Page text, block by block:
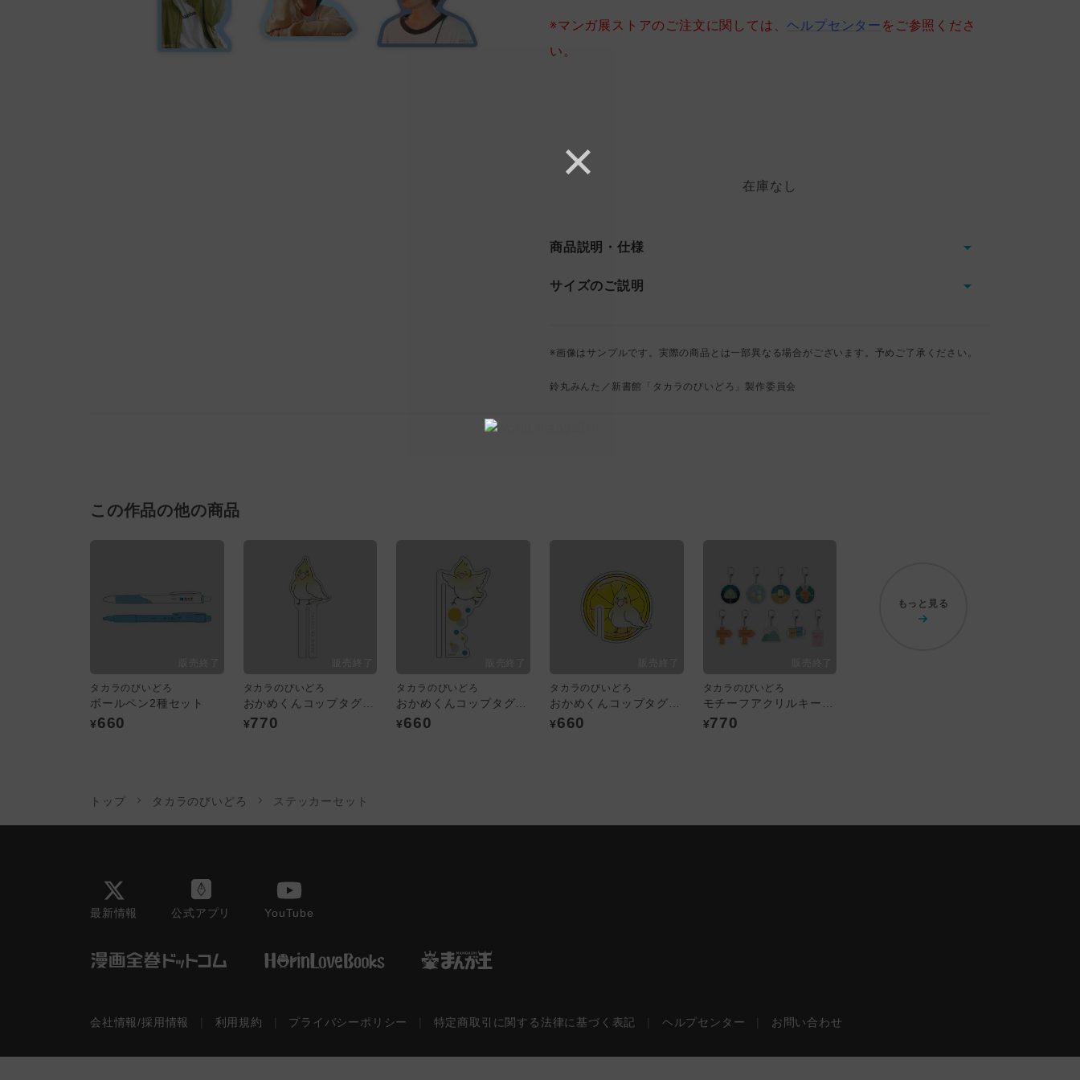
※マンガ展ストアのご注文に関しては、ヘルプセンター をご参照くださ
い。
在庫なし
商品説明・仕様
サイズのご説明
※画像はサンプルです。実際の商品とは一部異なる場合がございます。予めご了承ください。
鈴丸みんた／新書館「タカラのびいどろ」製作委員会
この作品の他の商品
タカラのびいどろ
ボールペン2種セット
¥660
タカラのびいどろ
¥770
タカラのびいどろ
¥660
タカラのびいどろ
¥660
タカラのびいどろ
¥770
もっと見る
トップ タカラのびいどろ ステッカーセット
最新情報 公式アプリ YouTube
会社情報/採用情報 利用規約 プライバシーポリシー 特定商取引に関する法律に基づく表記 ヘルプセンター お問い合わせ